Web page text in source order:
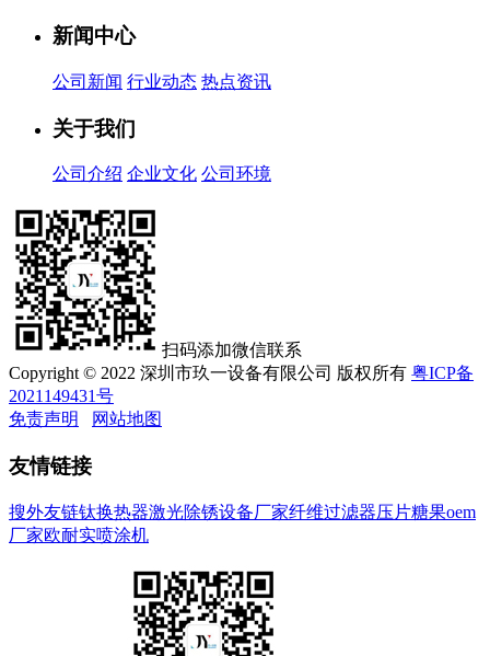
新闻中心
公司新闻 行业动态 热点资讯
关于我们
公司介绍 企业文化 公司环境
扫码添加微信联系
Copyright © 2022 深圳市玖一设备有限公司 版权所有 粤ICP备
2021149431号
免责声明
网站地图
友情链接
搜外友链钛换热器激光除锈设备厂家纤维过滤器压片糖果oem
厂家欧耐实喷涂机